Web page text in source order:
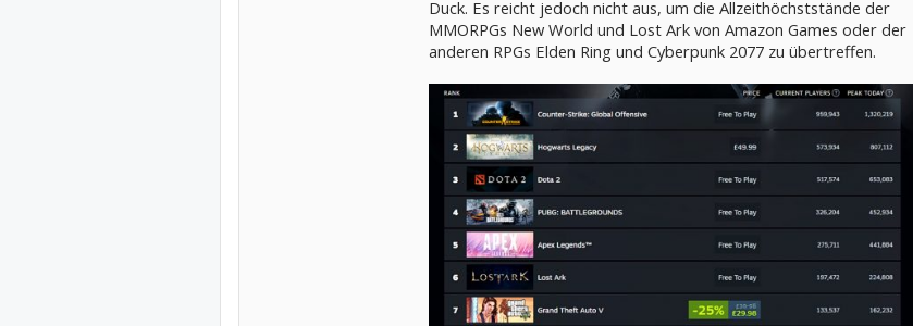
Duck. Es reicht jedoch nicht aus, um die Allzeithöchststände der
MMORPGs New World und Lost Ark von Amazon Games oder der
anderen RPGs Elden Ring und Cyberpunk 2077 zu übertreffen.